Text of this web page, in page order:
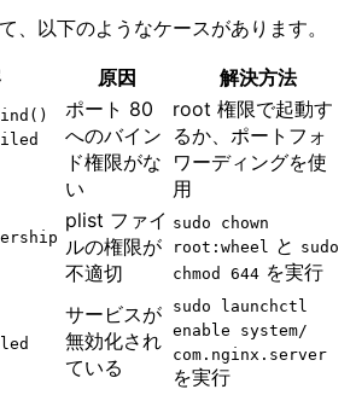
、以下のようなケースがあります。
原因 解決方法
ポート 80
へのバイン
ド権限がな
い
root 権限で起動す
るか、ポートフォ
ワーディングを使
用
plist ファイ
ルの権限が
不適切
sudo chown
root:wheel と sudo
chmod 644 を実行
サービスが
無効化され
ている
sudo launchctl
enable system​/​
com.nginx.server
を実行